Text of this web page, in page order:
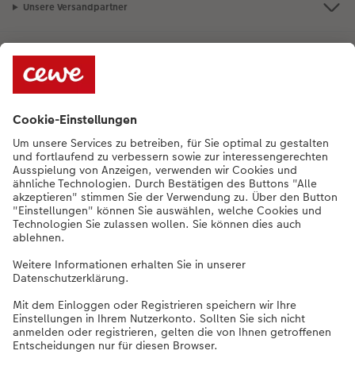
Unsere Versandpartner
Qualität & Sicherheit
Service
Unternehmen